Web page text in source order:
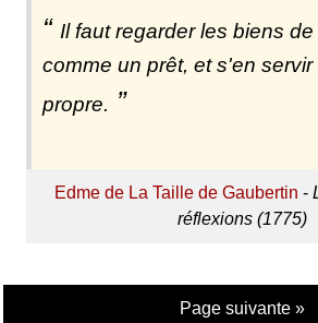
Il faut regarder les biens
comme un prêt, et s'en
propre.
Edme de La Taille de Gaubertin -
réflexions (1775)
Page suivante »